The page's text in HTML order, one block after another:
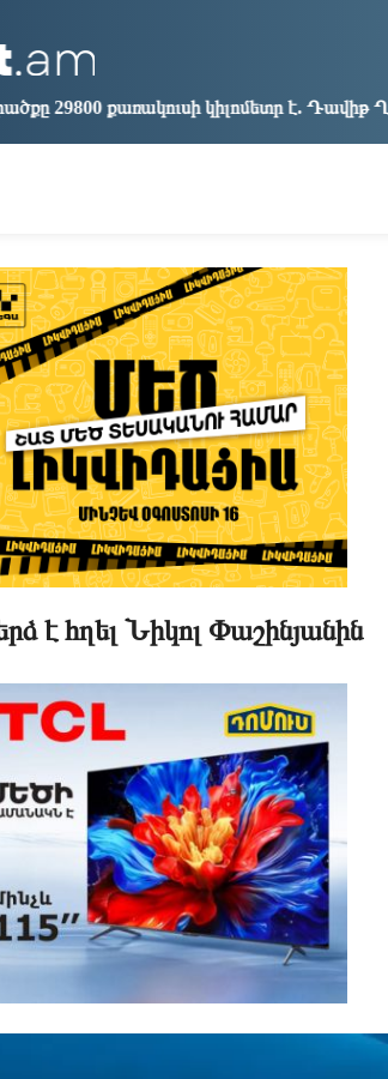
կիլոմետր է. Դավիթ Ղազինյան 12:01
է հղել Նիկոլ Փաշինյանին